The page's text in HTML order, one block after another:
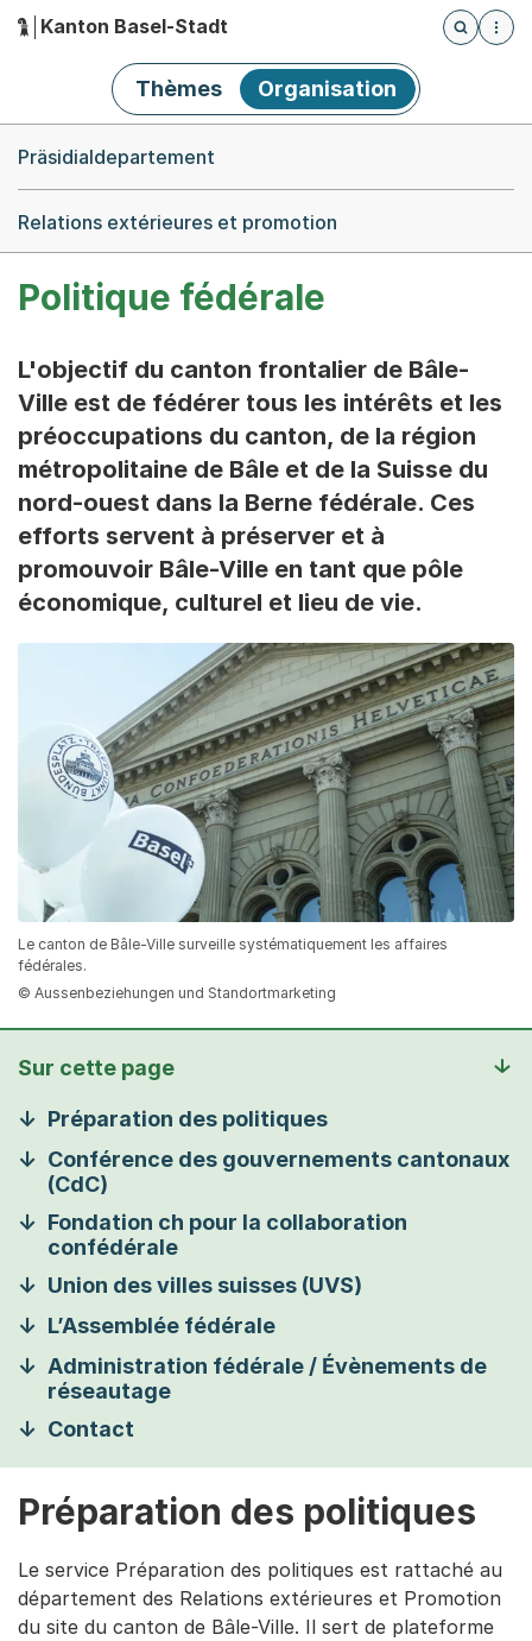
Hauptnavigation
Kanton Basel-Stadt
Öffnet
Thèmes Organisation
Präsidialdepartement
Relations extérieures et promotion
Politique fédérale
L'objectif du canton frontalier de Bâle-
Ville est de fédérer tous les intérêts et les
préoccupations du canton, de la région
métropolitaine de Bâle et de la Suisse du
nord-ouest dans la Berne fédérale. Ces
efforts servent à préserver et à
promouvoir Bâle-Ville en tant que pôle
économique, culturel et lieu de vie.
Le canton de Bâle-Ville surveille systématiquement les affaires
fédérales.
© Aussenbeziehungen und Standortmarketing
Sur cette page
Préparation des politiques
Conférence des gouvernements cantonaux
(CdC)
Fondation ch pour la collaboration
confédérale
Union des villes suisses (UVS)
L’Assemblée fédérale
Administration fédérale / Évènements de
réseautage
Contact
Préparation des politiques
Le service Préparation des politiques est rattaché au
département des Relations extérieures et Promotion
du site du canton de Bâle-Ville. Il sert de plateforme